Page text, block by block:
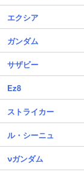
エクシア
ガンダム
サザビー
Ez8
ストライカー
ル・シーニュ
νガンダム